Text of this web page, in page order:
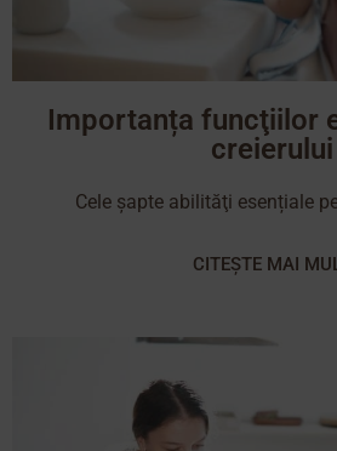
Importanța funcţiilor
creierului
Cele şapte abilităţi esențiale
CITEȘTE MAI